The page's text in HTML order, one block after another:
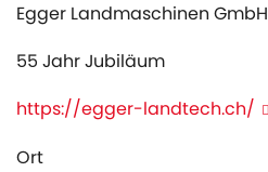
Egger Landmaschinen GmbH
55 Jahr Jubiläum
https://egger-landtech.ch/
Ort